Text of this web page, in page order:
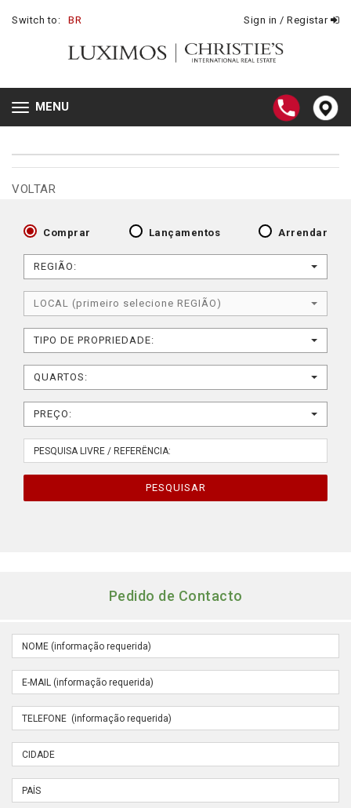
Switch to: BR Sign in / Registar
Toggle
navigation
MENU
VOLTAR
Comprar Lançamentos Arrendar
REGIÃO:
LOCAL (primeiro selecione REGIÃO)
TIPO DE PROPRIEDADE:
QUARTOS:
PREÇO:
PESQUISAR
Pedido de Contacto